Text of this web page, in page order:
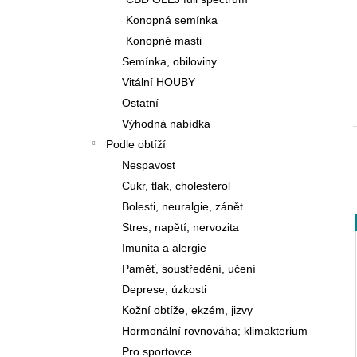
Konopná semínka
Konopné masti
Semínka, obiloviny
Vitální HOUBY
Ostatní
Výhodná nabídka
Podle obtíží
Nespavost
Cukr, tlak, cholesterol
Bolesti, neuralgie, zánět
Stres, napětí, nervozita
Imunita a alergie
Paměť, soustředění, učení
Deprese, úzkosti
Kožní obtíže, ekzém, jizvy
Hormonální rovnováha; klimakterium
Pro sportovce
460 Kč